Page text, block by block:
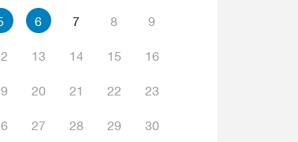
6 7 8 9
13 14 15 16
20 21 22 23
27 28 29 30